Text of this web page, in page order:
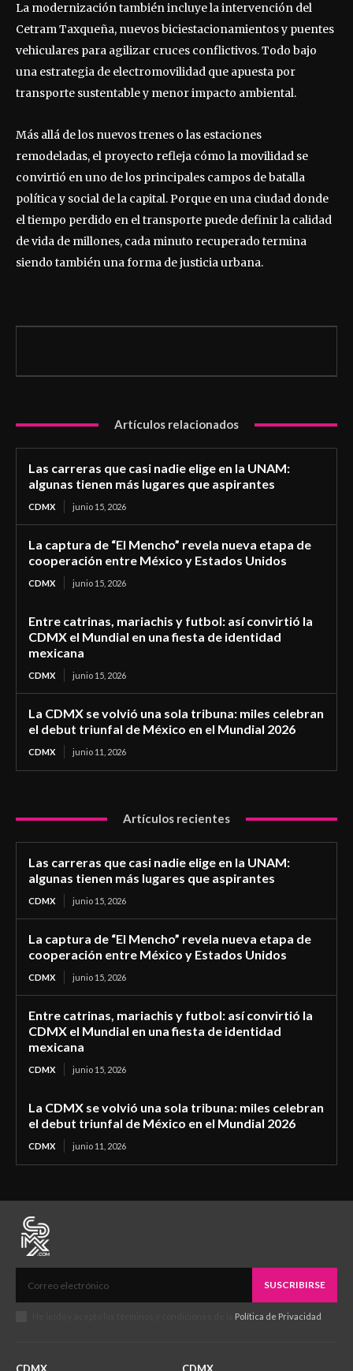
La modernización también incluye la intervención del
Cetram Taxqueña, nuevos biciestacionamientos y puentes
vehiculares para agilizar cruces conflictivos. Todo bajo
una estrategia de electromovilidad que apuesta por
transporte sustentable y menor impacto ambiental.
Más allá de los nuevos trenes o las estaciones
remodeladas, el proyecto refleja cómo la movilidad se
convirtió en uno de los principales campos de batalla
política y social de la capital. Porque en una ciudad donde
el tiempo perdido en el transporte puede definir la calidad
de vida de millones, cada minuto recuperado termina
siendo también una forma de justicia urbana.
Artículos relacionados
Las carreras que casi nadie elige en la UNAM:
algunas tienen más lugares que aspirantes
CDMX junio 15, 2026
La captura de “El Mencho” revela nueva etapa de
cooperación entre México y Estados Unidos
CDMX junio 15, 2026
Entre catrinas, mariachis y futbol: así convirtió la
CDMX el Mundial en una fiesta de identidad
mexicana
CDMX junio 15, 2026
La CDMX se volvió una sola tribuna: miles celebran
el debut triunfal de México en el Mundial 2026
CDMX junio 11, 2026
Artículos recientes
Las carreras que casi nadie elige en la UNAM:
algunas tienen más lugares que aspirantes
CDMX junio 15, 2026
La captura de “El Mencho” revela nueva etapa de
cooperación entre México y Estados Unidos
CDMX junio 15, 2026
Entre catrinas, mariachis y futbol: así convirtió la
CDMX el Mundial en una fiesta de identidad
mexicana
CDMX junio 15, 2026
La CDMX se volvió una sola tribuna: miles celebran
el debut triunfal de México en el Mundial 2026
CDMX junio 11, 2026
SUSCRIBIRSE
Política de Privacidad